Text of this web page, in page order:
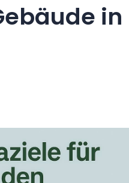
in